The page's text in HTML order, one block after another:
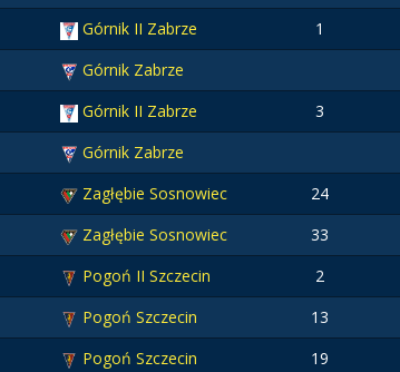
Górnik II Zabrze 1
Górnik Zabrze
Górnik II Zabrze 3
Górnik Zabrze
Zagłębie Sosnowiec 24
Zagłębie Sosnowiec 33
Pogoń II Szczecin 2
Pogoń Szczecin 13
Pogoń Szczecin 19